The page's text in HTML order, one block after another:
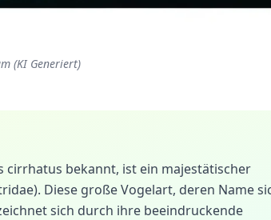
(KI Generiert)
cirrhatus bekannt, ist ein majestätischer
Diese große Vogelart, deren Name
sich durch ihre beeindruckende